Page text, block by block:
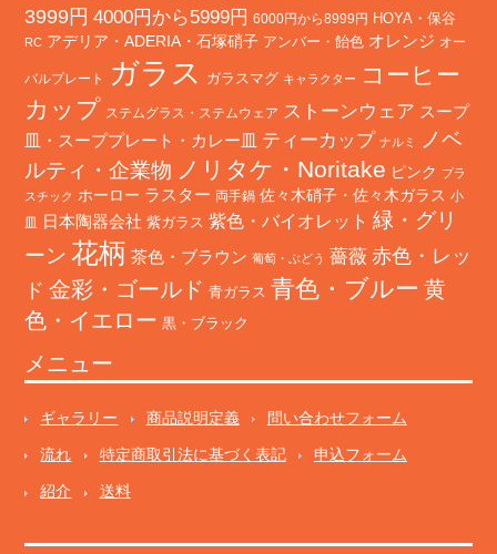
3999円 4000円から5999円 6000円から8999円 HOYA・保谷
RC アデリア・ADERIA・石塚硝子 アンバー・飴色 オレンジ オー
バルプレート ガラス ガラスマグ キャラクター
コーヒー
カップ ステムグラス・ステムウェア ストーンウェア スープ
皿・スーププレート・カレー皿 ティーカップ ナルミ
ノベ
ルティ・企業物 ノリタケ・Noritake ピンク プラ
スチック ホーロー ラスター 両手鍋 佐々木硝子・佐々木ガラス 小
皿
日本陶器会社 紫ガラス 紫色・バイオレット 緑・グリ
ーン 花柄 茶色・ブラウン 葡萄・ぶどう 薔薇 赤色・レッ
ド 金彩・ゴールド 青ガラス 青色・ブルー 黄
色・イエロー 黒・ブラック
メニュー
ギャラリー 商品説明定義 問い合わせフォーム
流れ 特定商取引法に基づく表記 申込フォーム
紹介 送料